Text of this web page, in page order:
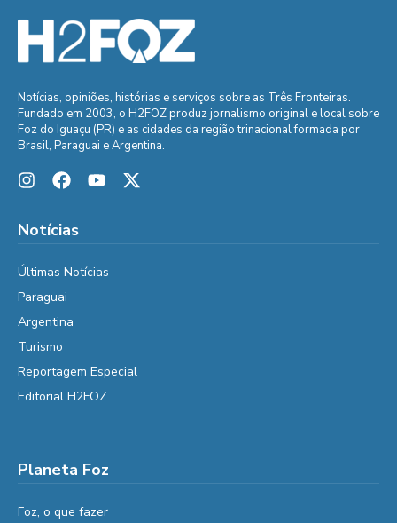
Notícias, opiniões, histórias e serviços sobre as Três Fronteiras.
Fundado em 2003, o H2FOZ produz jornalismo original e local sobre
Foz do Iguaçu (PR) e as cidades da região trinacional formada por
Brasil, Paraguai e Argentina.
Notícias
Últimas Notícias
Paraguai
Argentina
Turismo
Reportagem Especial
Editorial H2FOZ
Planeta Foz
Foz, o que fazer